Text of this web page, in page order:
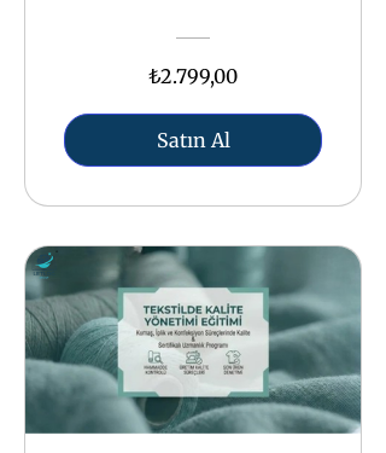
Sertifika Programı
₺2.799,00
Satın Al